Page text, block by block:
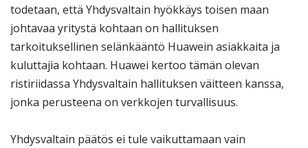
todetaan, että Yhdysvaltain hyökkäys toisen maan
johtavaa yritystä kohtaan on hallituksen
tarkoituksellinen selänkääntö Huawein asiakkaita ja
kuluttajia kohtaan. Huawei kertoo tämän olevan
ristiriidassa Yhdysvaltain hallituksen väitteen kanssa,
jonka perusteena on verkkojen turvallisuus.
Yhdysvaltain päätös ei tule vaikuttamaan vain